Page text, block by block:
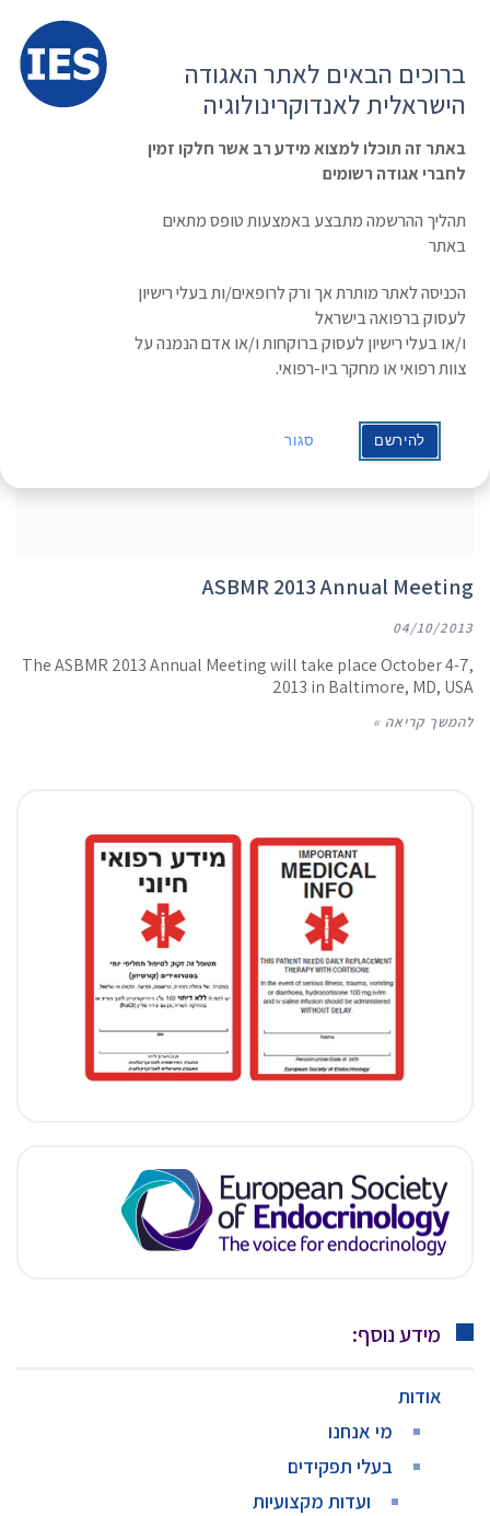
הרשמה ועדכון נתונים
כניסת חברים
ראשי » תעוד מפגש
ASBMR 2013
ASBMR 2013 Annual Meeting
04/10/2013
The ASBMR 2013 Annual Meeting will take place October 4-7,
2013 in Baltimore, MD, USA
להמשך קריאה »
מידע נוסף:
אודות
מי אנחנו
בעלי תפקידים
ועדות מקצועיות
ברוכים הבאים לאתר האגודה
הישראלית לאנדוקרינולוגיה
באתר זה תוכלו למצוא מידע רב אשר חלקו זמין
לחברי אגודה רשומים
תהליך ההרשמה מתבצע באמצעות טופס מתאים
באתר
הכניסה לאתר מותרת אך ורק לרופאים/ות בעלי רישיון
לעסוק ברפואה בישראל
ו/או בעלי רישיון לעסוק ברוקחות ו/או אדם הנמנה על
צוות רפואי או מחקר ביו-רפואי.
להירשם סגור